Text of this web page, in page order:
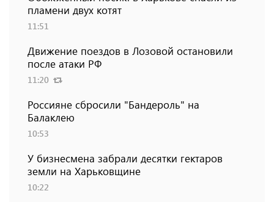
пламени двух котят
11:51
Движение поездов в Лозовой остановили
после атаки РФ
11:20
Россияне сбросили "Бандероль" на
Балаклею
10:53
У бизнесмена забрали десятки гектаров
земли на Харьковщине
10:22